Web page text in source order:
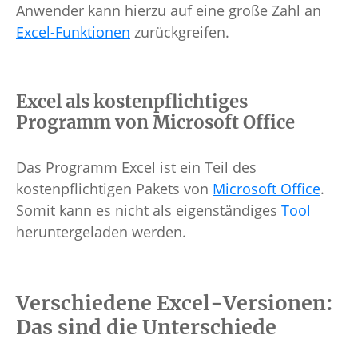
Anwender kann hierzu auf eine große Zahl an
Excel-Funktionen zurückgreifen.
Excel als kostenpflichtiges
Programm von Microsoft Office
Das Programm Excel ist ein Teil des
kostenpflichtigen Pakets von Microsoft Office.
Somit kann es nicht als eigenständiges Tool
heruntergeladen werden.
Verschiedene Excel-Versionen:
Das sind die Unterschiede